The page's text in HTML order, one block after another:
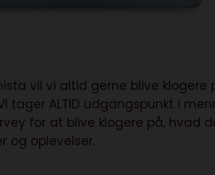
vil vi altid gerne blive
tager ALTID udgangspunkt i
for at blive klogere på,
og oplevelser.